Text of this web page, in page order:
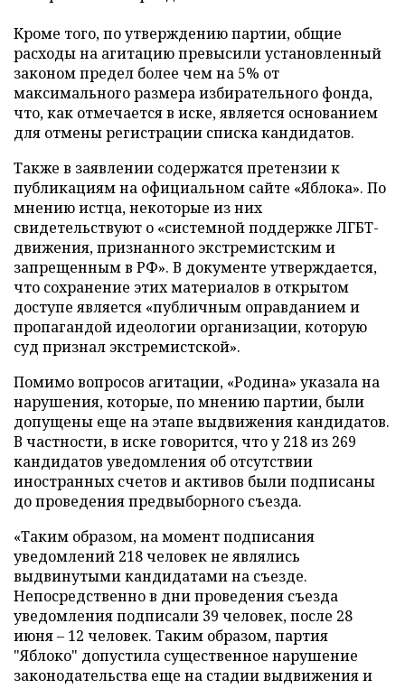
Кроме того, по утверждению партии, общие
расходы на агитацию превысили установленный
законом предел более чем на 5% от
максимального размера избирательного фонда,
что, как отмечается в иске, является основанием
для отмены регистрации списка кандидатов.
Также в заявлении содержатся претензии к
публикациям на официальном сайте «Яблока». По
мнению истца, некоторые из них
свидетельствуют о «системной поддержке ЛГБТ-
движения, признанного экстремистским и
запрещенным в РФ». В документе утверждается,
что сохранение этих материалов в открытом
доступе является «публичным оправданием и
пропагандой идеологии организации, которую
суд признал экстремистской».
Помимо вопросов агитации, «Родина» указала на
нарушения, которые, по мнению партии, были
допущены еще на этапе выдвижения кандидатов.
В частности, в иске говорится, что у 218 из 269
кандидатов уведомления об отсутствии
иностранных счетов и активов были подписаны
до проведения предвыборного съезда.
«Таким образом, на момент подписания
уведомлений 218 человек не являлись
выдвинутыми кандидатами на съезде.
Непосредственно в дни проведения съезда
уведомления подписали 39 человек, после 28
июня – 12 человек. Таким образом, партия
"Яблоко" допустила существенное нарушение
законодательства еще на стадии выдвижения и